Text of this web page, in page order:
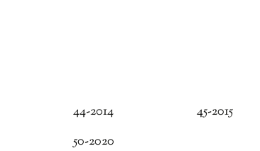
44-2014 45-2015
50-2020